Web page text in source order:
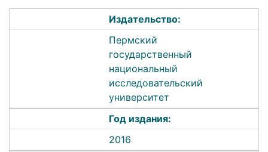
Издательство:
Пермский
государственный
национальный
исследовательский
университет
Год издания:
2016